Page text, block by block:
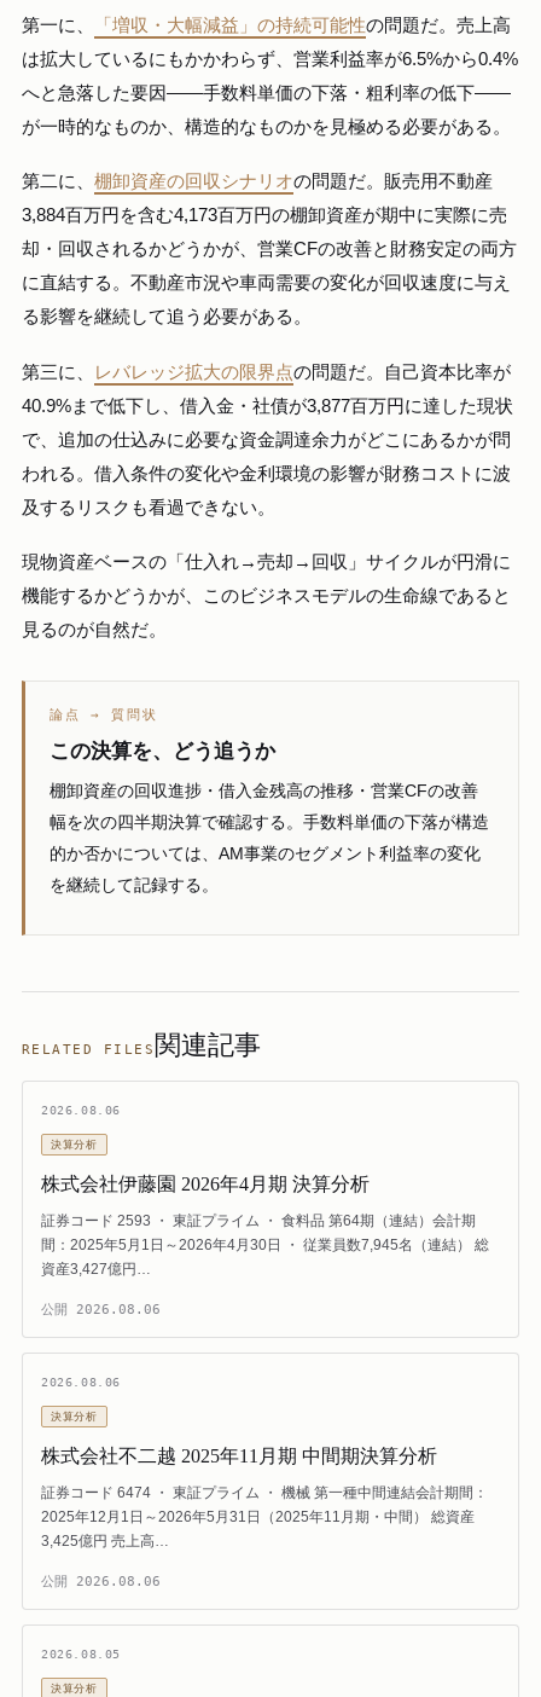
第一に、 「増収・大幅減益」の持続可能性の問題だ。売上高
は拡大しているにもかかわらず、営業利益率が6.5%から0.4%
へと急落した要因——手数料単価の下落・粗利率の低下——
が一時的なものか、構造的なものかを見極める必要がある。
第二に、 棚卸資産の回収シナリオの問題だ。販売用不動産
3,884百万円を含む4,173百万円の棚卸資産が期中に実際に売
却・回収されるかどうかが、営業CFの改善と財務安定の両方
に直結する。不動産市況や車両需要の変化が回収速度に与え
る影響を継続して追う必要がある。
第三に、 レバレッジ拡大の限界点の問題だ。自己資本比率が
40.9%まで低下し、借入金・社債が3,877百万円に達した現状
で、追加の仕込みに必要な資金調達余力がどこにあるかが問
われる。借入条件の変化や金利環境の影響が財務コストに波
及するリスクも看過できない。
現物資産ベースの「仕入れ→売却→回収」サイクルが円滑に
機能するかどうかが、このビジネスモデルの生命線であると
見るのが自然だ。
論点 → 質問状
この決算を、どう追うか
棚卸資産の回収進捗・借入金残高の推移・営業CFの改善
幅を次の四半期決算で確認する。手数料単価の下落が構造
的か否かについては、AM事業のセグメント利益率の変化
を継続して記録する。
RELATED FILES 関連記事
2026.08.06
決算分析
株式会社伊藤園 2026年4月期 決算分析
証券コード 2593 ・ 東証プライム ・ 食料品 第64期（連結）会計期
間：2025年5月1日～2026年4月30日 ・ 従業員数7,945名（連結） 総
資産3,427億円…
公開 2026.08.06
2026.08.06
決算分析
株式会社不二越 2025年11月期 中間期決算分析
証券コード 6474 ・ 東証プライム ・ 機械 第一種中間連結会計期間：
2025年12月1日～2026年5月31日（2025年11月期・中間） 総資産
3,425億円 売上高…
公開 2026.08.06
2026.08.05
決算分析